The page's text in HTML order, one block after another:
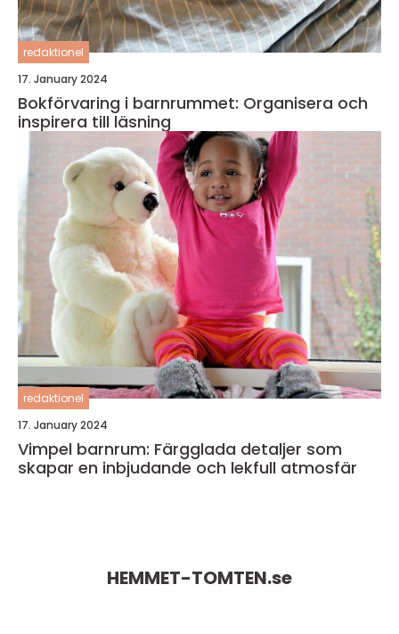
redaktionel
17. January 2024
Bokförvaring i barnrummet: Organisera och
inspirera till läsning
redaktionel
17. January 2024
Vimpel barnrum: Färgglada detaljer som
skapar en inbjudande och lekfull atmosfär
HEMMET-TOMTEN.se